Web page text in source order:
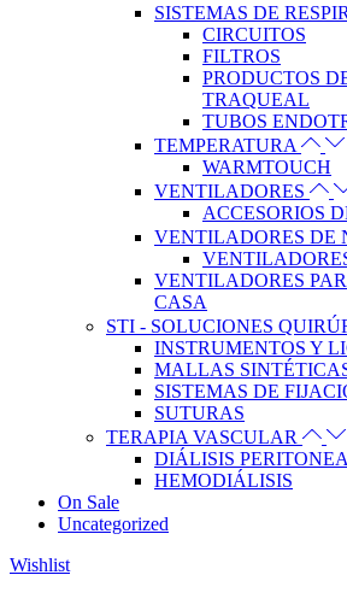
SISTEMAS DE
CIRCUITOS
FILTROS
PRODUCTOS
TRAQUEAL
TUBOS
TEMPERATURA
WARMTOUCH
VENTILADORES
ACCESORIOS
VENTILADORES DE
VENTILADORES
CASA
STI - SOLUCIONES
INSTRUMENTOS Y
MALLAS
SISTEMAS DE
SUTURAS
TERAPIA VASCULAR
DIÁLISIS
HEMODIÁLISIS
On Sale
Uncategorized
Wishlist